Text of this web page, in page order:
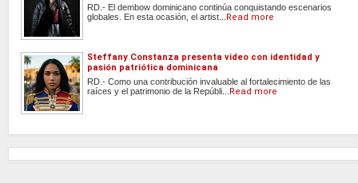
RD.- El dembow dominicano continúa conquistando escenarios
globales. En esta ocasión, el artist...
Read more
Steffany Constanza presenta video con identidad y
pasión patriótica dominicana
RD.- Como una contribución invaluable al fortalecimiento de las
raíces y el patrimonio de la Repúbli...
Read more